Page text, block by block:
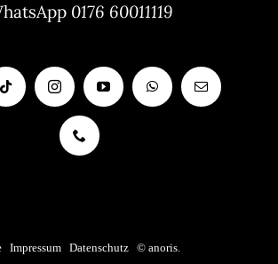
0176 60011119
| Impressum| Datenschutz| © anoris.|